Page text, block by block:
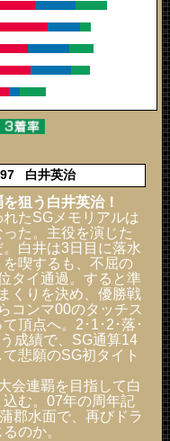
白井英治
狙う白井英治！
たSGメモリアルは
た。主役を演じた
白井は3日目に落水
喫するも、不屈の
タイ通過。すると準
くりを決め、優勝戦
コンマ00のタッチス
頂点へ。2･1･2･落･
成績で、SG通算14
悲願のSG初タイト
会連覇を目指して白
む。07年の周年記
郡水面で、再びドラ
のか。